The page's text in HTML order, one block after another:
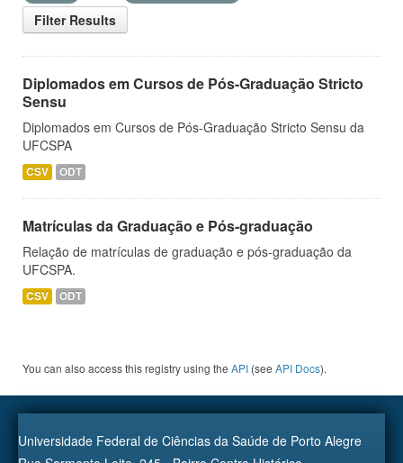
Filter Results
Diplomados em Cursos de Pós-Graduação Stricto
Sensu
Diplomados em Cursos de Pós-Graduação Stricto Sensu da
UFCSPA
CSV ODT
Matrículas da Graduação e Pós-graduação
Relação de matrículas de graduação e pós-graduação da
UFCSPA.
CSV ODT
You can also access this registry using the API (see API Docs).
Universidade Federal de Ciências da Saúde de Porto Alegre